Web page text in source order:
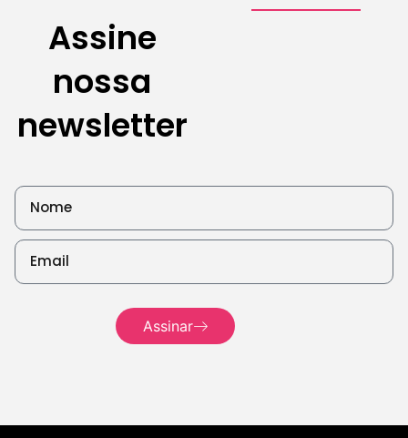
3 de agosto de
Assine
nossa
newsletter
Assinar